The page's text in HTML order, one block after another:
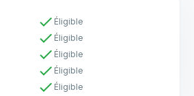
check Éligible
check Éligible
check Éligible
check Éligible
check Éligible